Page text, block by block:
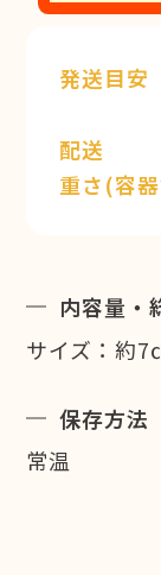
発送目安
配送
重さ(容
内容量・
サイズ：約
保存方法
常温